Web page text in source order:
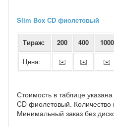
Slim Box CD фиолетовый
Тираж: 200 400 1000
Цена: ✉️ ✉️ ✉️
Стоимость в таблице
CD фиолетовый. Количество
Минимальный заказ без